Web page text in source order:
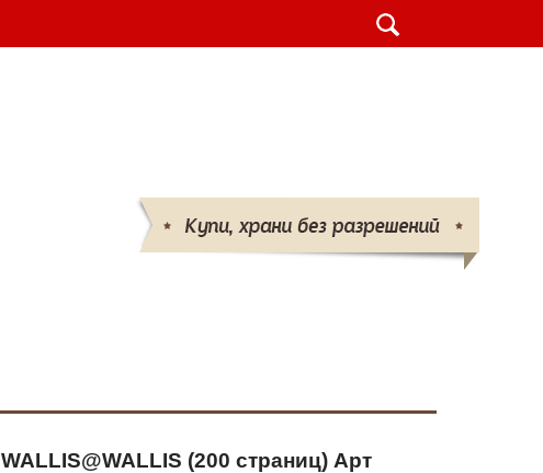
(095)132-50-50 (096)719-86-86
WALLIS@WALLIS (200 страниц) Арт